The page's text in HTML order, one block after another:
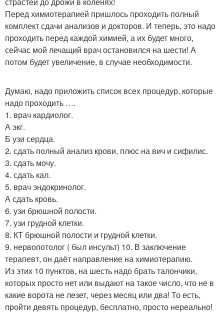
Перед химиотерапией пришлось проходить полный
комплект сдачи анализов и докторов. И теперь, это надо
проходить перед каждой химией, а их будет много,
сейчас мой лечащий врач остановился на шести! А
потом будет увеличение, в случае необходимости.
Думаю, надо приложить список всех процедур, которые
надо проходить ….
1. врач кардиолог.
А экг.
Б узи сердца.
2. сдать полный анализ крови, плюс на вич и сифилис.
3. сдать мочу.
4. сдать кал.
5. врач эндокринолог.
А сдать кровь.
6. узи брюшной полости.
7. узи грудной клетки.
8. КТ брюшной полости и грудной клетки.
9. нервопотолог ( был инсульт) 10. В заключение
терапевт, он даёт направление на химиотерапию.
Из этих 10 пунктов, на шесть надо брать талончики,
которых просто нет или выдают на такое число, что не в
какие ворота не лезет, через месяц или два! То есть,
пройти девять процедур, бесплатно, просто нереально!